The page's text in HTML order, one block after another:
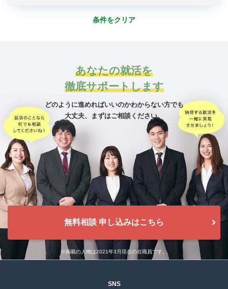
条件をクリア
あなたの就活を
徹底サポートします
どのように進めればいいのかわからない方でも
大丈夫、
まずはご相談ください。
無料相談 申し込みはこちら
※掲載の人物は2021年3月現在の在職員です。
SNS